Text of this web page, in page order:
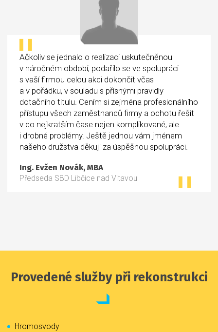
Ačkoliv se jednalo o realizaci uskutečněnou
v náročném období, podařilo se ve spolupráci
s vaší firmou celou akci dokončit včas
a v pořádku, v souladu s přísnými pravidly
dotačního titulu. Cením si zejména profesionálního
přístupu všech zaměstnanců firmy a ochotu řešit
v co nejkratším čase nejen komplikované, ale
i drobné problémy. Ještě jednou vám jménem
našeho družstva děkuji za úspěšnou spolupráci.
Ing. Evžen Novák, MBA
Předseda SBD Libčice nad Vltavou
Provedené služby při rekonstrukci
Hromosvody